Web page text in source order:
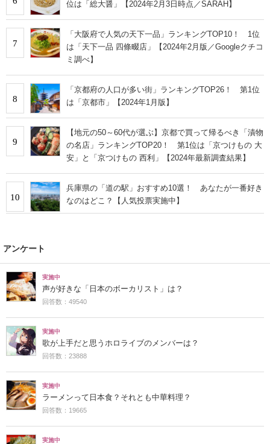
位は「総大醤」【2024年2月3日時点／SARAH】
7
「大阪府で人気の天下一品」ランキングTOP10！ 1位
は「天下一品 四條畷店」【2024年2月版／Googleクチコ
ミ調べ】
8
「京都府の人口が多い街」ランキングTOP26！ 第1位
は「京都市」【2024年1月版】
9
【地元の50～60代が選ぶ】京都で買って帰るべき「漬物
の名店」ランキングTOP20！ 第1位は「京つけもの 大
安」と「京つけもの 西利」【2024年最新調査結果】
10
兵庫県の「道の駅」おすすめ10選！ あなたが一番好き
なのはどこ？【人気投票実施中】
アンケート
実施中
声が好きな「日本のボーカリスト」は？
回答数：49540
実施中
歌が上手だと思うホロライブのメンバーは？
回答数：23888
実施中
ラーメンって日本食？それとも中華料理？
回答数：19665
実施中